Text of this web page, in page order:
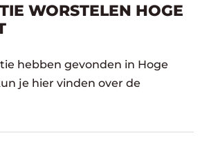
WORSTELEN HOGE
hebben gevonden in Hoge
je hier vinden over de